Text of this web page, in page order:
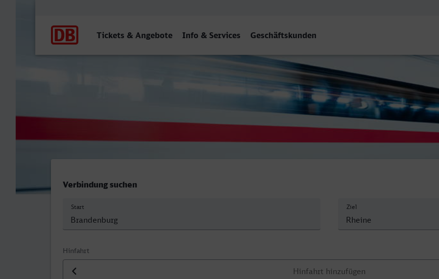
Tickets & Angebote Info & Services Geschäftskunden
Verbindung suchen
Start Ziel
Hinfahrt
Datum der Hinfahrt